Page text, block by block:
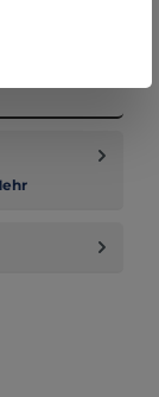
mit
an